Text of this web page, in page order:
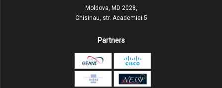
Moldova, MD 2028,
Chisinau, str. Academiei 5
Partners